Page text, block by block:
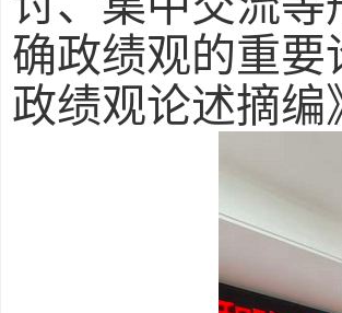
确政绩观的重
政绩观论述摘